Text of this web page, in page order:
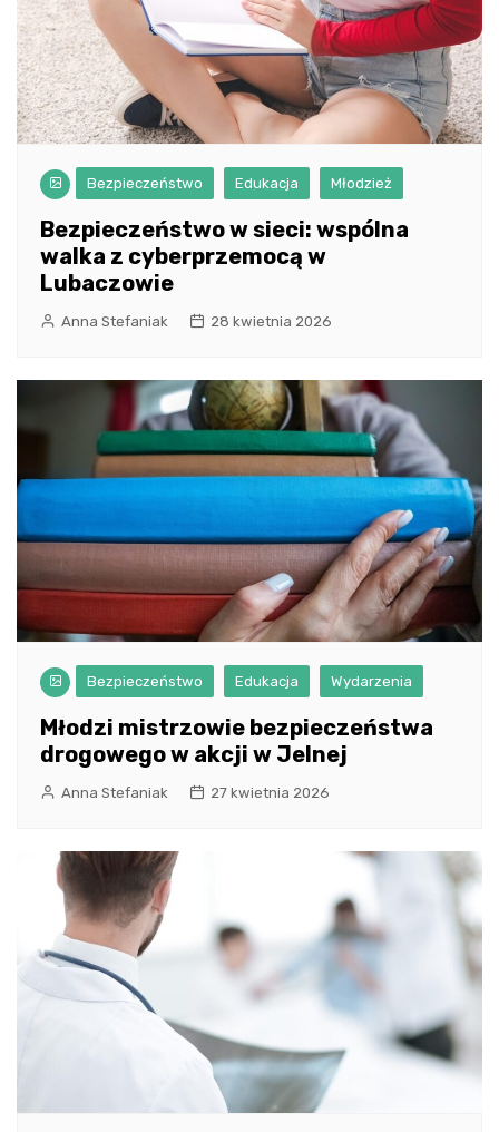
Bezpieczeństwo Edukacja Młodzież
Bezpieczeństwo w sieci: wspólna
walka z cyberprzemocą w
Lubaczowie
Anna Stefaniak 28 kwietnia 2026
Bezpieczeństwo Edukacja Wydarzenia
Młodzi mistrzowie bezpieczeństwa
drogowego w akcji w Jelnej
Anna Stefaniak 27 kwietnia 2026